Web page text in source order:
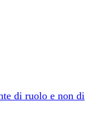
di ruolo e non di